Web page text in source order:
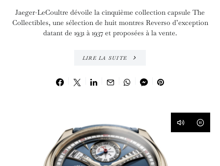
Jaeger-LeCoultre dévoile la cinquième collection capsule The
Collectibles, une sélection de huit montres Reverso d’exception
datant de 1931 à 1937 et proposées à la vente.
LIRE LA SUITE